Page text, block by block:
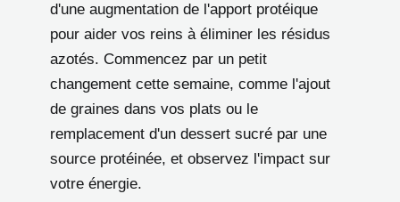
d'une augmentation de l'apport protéique
pour aider vos reins à éliminer les résidus
azotés. Commencez par un petit
changement cette semaine, comme l'ajout
de graines dans vos plats ou le
remplacement d'un dessert sucré par une
source protéinée, et observez l'impact sur
votre énergie.